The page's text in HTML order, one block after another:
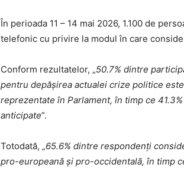
În perioada 11 – 14 mai 2026, 1.100 de
telefonic cu privire la modul în care
Conform rezultatelor, „50.7% dintre
pentru depășirea actualei crize politice
reprezentate în Parlament, în timp ce
anticipate”.
Totodată, „65.6% dintre respondenți
pro-europeană și pro-occidentală, în timp